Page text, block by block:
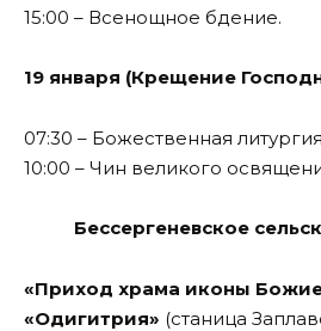
15:00 – Всенощное бдение.
19 января (Крещение
07:30 – Божественная
10:00 – Чин великого
Бессергеневское
«Приход храма иконы
«Одигитрия» (станица